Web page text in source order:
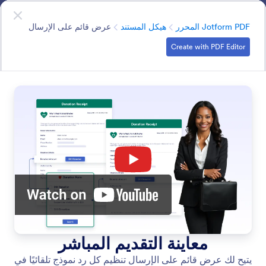
Document Structure
وتذييلات وفواصل وعناصر تحكم أخرى في التخطيط تحافظ
على تنظيم المعلومات واتساقها بصريًا.
بدء الحوار
Jotform PDF المحرر هيكل المستند الفئةعرض قائم على الإرسال
Create with PDF Editor
البحث في جميع الميزات
Jotform PDF المحرر هيكل المستندالفئة
فئات الميزات